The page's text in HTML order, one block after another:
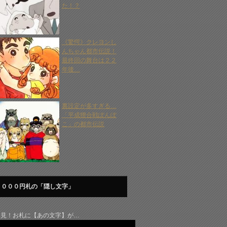
た！？
《驚愕》クレヨンし
んちゃん都市伝説！
最終回の舞台は２２
年後…
裏設定が多すぎる…
「平成狸合戦ぽんぽ
こ」の都市伝説
００円札の「隠し文字」
！お札に【あの文字】が…